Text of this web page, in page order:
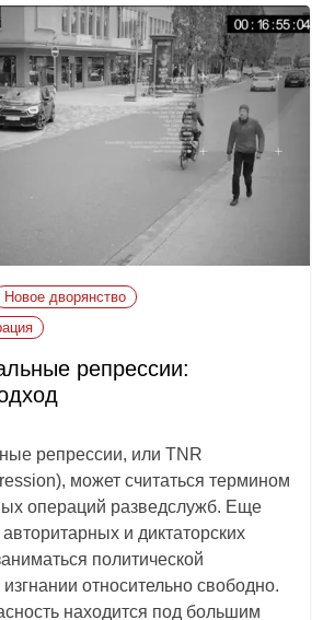
Новое дворянство
репрессии:
репрессии, или TNR
может считаться термином
операций разведслужб. Еще
и диктаторских
политической
относительно свободно.
находится под большим